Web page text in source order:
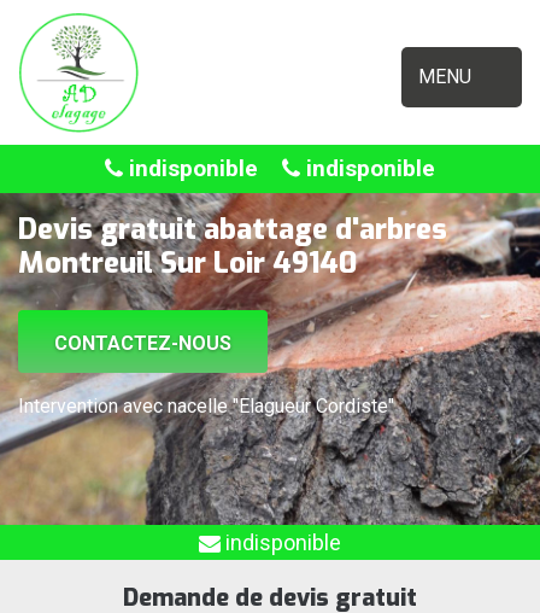
MENU
indisponible indisponible
Devis gratuit abattage d'arbres
Montreuil Sur Loir 49140
CONTACTEZ-NOUS
Intervention avec nacelle "Elagueur Cordiste"
indisponible
Demande de devis gratuit